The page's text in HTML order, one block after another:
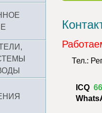
Тел.:
ICQ